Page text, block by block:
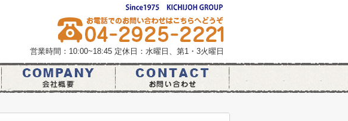
営業時間：10:00~18:45 定休日：水曜日、第1・3火曜日